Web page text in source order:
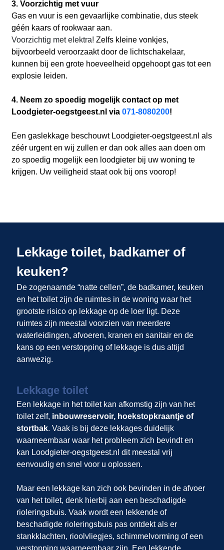
3. Voorzichtig met vuur
Gas en vuur is een gevaarlijke combinatie, dus steek
géén kaars of rookwaar aan.
Voorzichtig met elektra! Zelfs kleine vonkjes,
bijvoorbeeld veroorzaakt door de lichtschakelaar,
kunnen bij een grote hoeveelheid opgehoopt gas tot een
explosie leiden.
4. Neem zo spoedig mogelijk contact op met
Loodgieter-oegstgeest.nl via 071-8080200!
Een gaslekkage beschouwt Loodgieter-oegstgeest.nl als
zéér urgent en wij zullen er dan ook alles aan doen om
zo spoedig mogelijk een loodgieter bij uw woning te
krijgen. Uw veiligheid staat ook bij ons voorop!
Lekkage toilet, badkamer of
keuken?
De zogenaamde “natte cellen”, de badkamer, keuken
en het toilet zijn de ruimtes in de woning waar het
grootste risico op lekkage op de loer ligt. Deze
ruimtes zijn meestal voorzien van meerdere
waterleidingen, afvoeren, kranen en sanitair en de
kans op een verstopping of lekkage is dus altijd
aanwezig.
Lekkage toilet
Een lekkage in het toilet kan afkomstig zijn van het
toilet zelf, inbouwreservoir, hoekstopkraantje of
stortbak. Vaak is bij deze lekkages duidelijk
waarneembaar waar het probleem zich bevindt en
kan Loodgieter-oegstgeest.nl dit meestal vrij
eenvoudig en snel voor u oplossen.
Maar een lekkage kan zich ook bevinden in de afvoer
van het toilet, denk hierbij aan een beschadigde
rioleringsbuis. Vaak wordt een lekkende of
beschadigde rioleringsbuis pas ontdekt als er
stankklachten, rioolvliegjes, schimmelvorming of een